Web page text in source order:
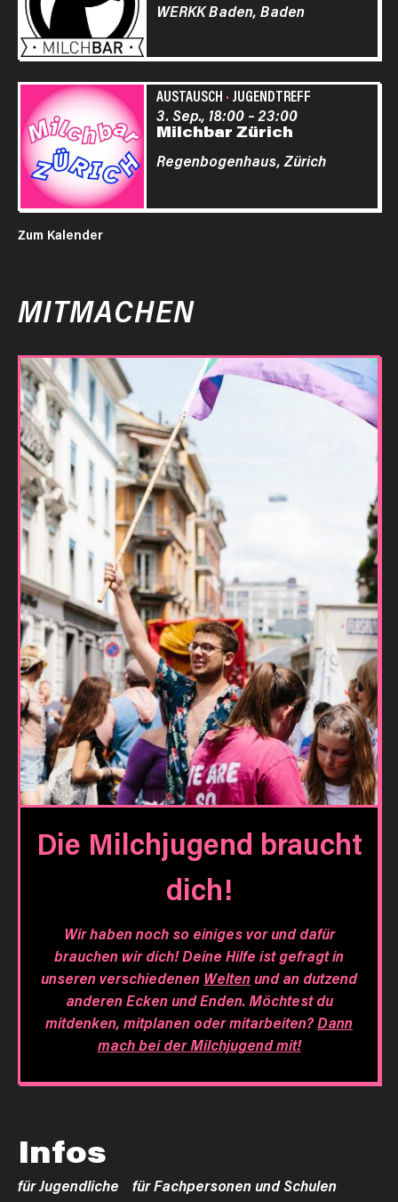
WERKK Baden, Baden
AUSTAUSCH · JUGENDTREFF
Milchbar Zürich
3. Sep., 18:00–23:00
Regenbogenhaus, Zürich
Zum Kalender
MITMACHEN
Die Milchjugend braucht
dich!
Wir haben noch so einiges vor und dafür
brauchen wir dich! Deine Hilfe ist gefragt in
unseren verschiedenen Weltenund an dutzend
anderen Ecken und Enden. Möchtest du
mitdenken, mitplanen oder mitarbeiten?Dann
mach bei der Milchjugend mit!
Infos
für Jugendliche
für Fachpersonen und Schulen